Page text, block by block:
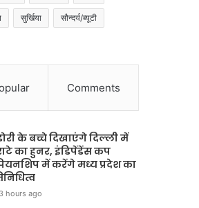
सुर्खिया सौन्दर्य/ब्यूटी
Comments
के बच्चे दिखाएंगे दिल्ली में
का हुनर, इंडिपेंडेंस कप
में करेंगे मध्य प्रदेश का
hours ago